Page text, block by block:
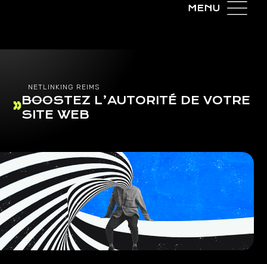
NETLINKING REIMS
BOOSTEZ L’AUTORITÉ DE VOTRE
SITE WEB